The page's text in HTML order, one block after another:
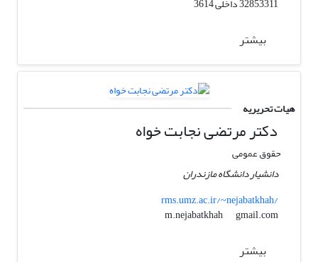
بیشتر
هیات تحریریه
دکتر مرتضی نجابت خواه
حقوق عمومی
دانشیار دانشگاه مازندران
rms.umz.ac.ir/~nejabatkhah/
m.nejabatkhah
gmail.com
بیشتر